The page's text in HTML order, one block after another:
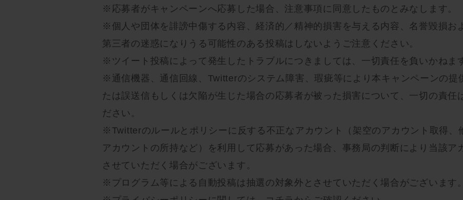
※応募者がキャンペーンへ応募した場合、注意事項に同意したものとみなします。
※個人や団体を誹謗中傷する内容、経済的／精神的損害を与える内容、名誉毀損お
第三者の迷惑になりうる可能性のある投稿はしないようご注意ください。
※ツイート投稿によって発生したトラブルにつきましては、一切責任を負いかねま
※通信機器、通信回線、Twitterのシステム障害、瑕疵等により本キャンペーンの提
たは誤送信もしくは欠陥が生じた場合の応募者が被った損害について、一切の責任
ださい。
※Twitterのルールとポリシーに反する不正なアカウント（架空のアカウント取得、
アカウントの所持など）を利用して応募があった場合、事務局の判断により当該ア
させていただく場合がございます。
※プログラム等による自動投稿は抽選の対象外とさせていただく場合がございます。